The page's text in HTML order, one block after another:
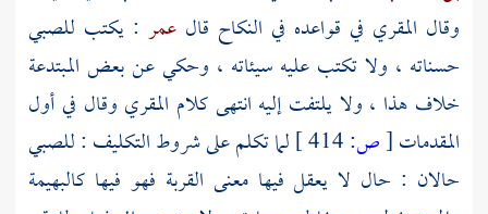
وقال المقري في قواعده في النكاح قال عمر : يكتب للصبي
حسناته ، ولا تكتب عليه سيئاته ، وحكي عن بعض المبتدعة
خلاف هذا ، ولا يلتفت إليه انتهى كلام المقري وقال في أول
المقدمات[ص:
لما تكلم على شروط التكليف : للصبي
حالان : حال لا يعقل فيها معنى القربة فهو فيها كالبهيمة